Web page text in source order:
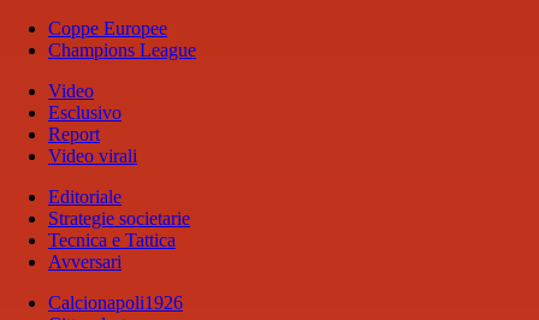
Coppe Europee
Champions League
Video
Esclusivo
Report
Video virali
Editoriale
Strategie societarie
Tecnica e Tattica
Avversari
Calcionapoli1926